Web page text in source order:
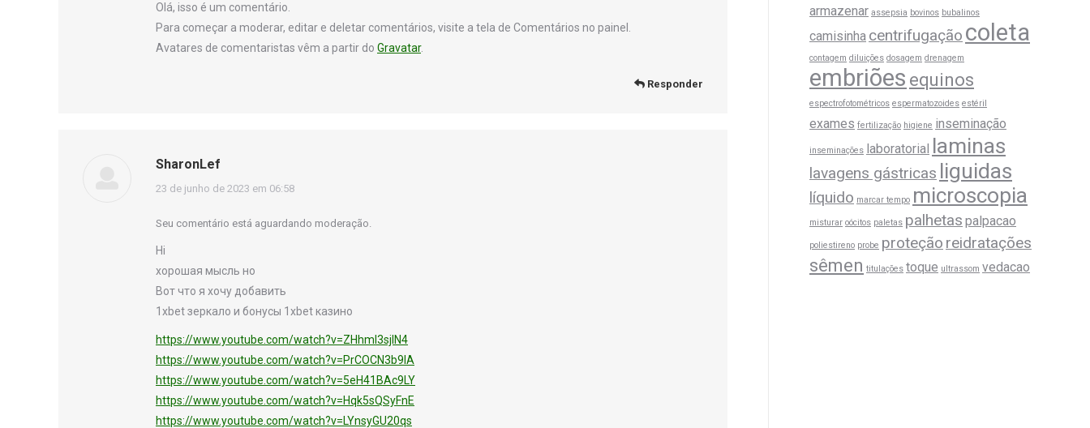
Olá, isso é um comentário.
Para começar a moderar, editar e deletar comentários, visite a tela de Comentários no painel.
Avatares de comentaristas vêm a partir do Gravatar.
Responder
SharonLef
disse:
23 de junho de 2023 em 06:58
Seu comentário está aguardando moderação.
Hi
хорошая мысль но
Вот что я хочу добавить
1xbet зеркало и бонусы 1xbet казино
https://www.youtube.com/watch?v=ZHhmI3sjIN4
https://www.youtube.com/watch?v=PrCOCN3b9IA
https://www.youtube.com/watch?v=5eH41BAc9LY
https://www.youtube.com/watch?v=Hqk5sQSyFnE
https://www.youtube.com/watch?v=LYnsyGU20qs
armazenar assepsia bovinos bubalinos
camisinha centrifugação coleta
contagem diluições dosagem drenagem
embriões equinos
espectrofotométricos espermatozoides estéril
exames fertilização higiene inseminação
inseminações laboratorial laminas
lavagens gástricas liguidas
líquido marcar tempo microscopia
misturar oócitos paletas palhetas palpacao
poliestireno probe proteção reidratações
sêmen titulações toque ultrassom vedacao